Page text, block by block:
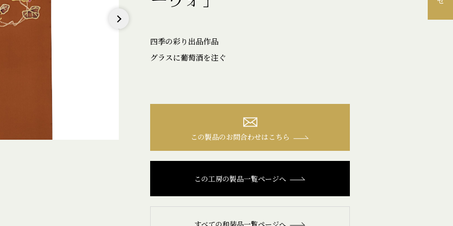
四季の彩り出品作品
グラスに葡萄酒を注ぐ
この製品のお問合わせはこちら
この工房の製品一覧ページへ
すべての和装品一覧ページへ